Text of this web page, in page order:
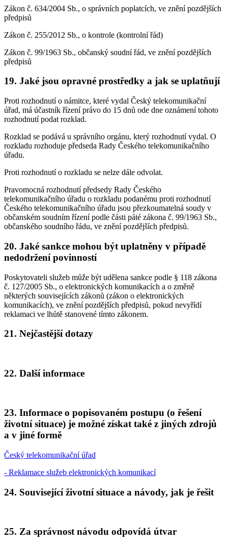
Zákon č. 634/2004 Sb., o správních poplatcích, ve znění pozdějších
předpisů
Zákon č. 255/2012 Sb., o kontrole (kontrolní řád)
Zákon č. 99/1963 Sb., občanský soudní řád, ve znění pozdějších
předpisů
19. Jaké jsou opravné prostředky a jak se uplatňují
Proti rozhodnutí o námitce, které vydal Český telekomunikační
úřad, má účastník řízení právo do 15 dnů ode dne oznámení tohoto
rozhodnutí podat rozklad.
Rozklad se podává u správního orgánu, který rozhodnutí vydal. O
rozkladu rozhoduje předseda Rady Českého telekomunikačního
úřadu.
Proti rozhodnutí o rozkladu se nelze dále odvolat.
Pravomocná rozhodnutí předsedy Rady Českého
telekomunikačního úřadu o rozkladu podanému proti rozhodnutí
Českého telekomunikačního úřadu jsou přezkoumatelná soudy v
občanském soudním řízení podle části páté zákona č. 99/1963 Sb.,
občanského soudního řádu, ve znění pozdějších předpisů.
20. Jaké sankce mohou být uplatněny v případě
nedodržení povinností
Poskytovateli služeb může být udělena sankce podle § 118 zákona
č. 127/2005 Sb., o elektronických komunikacích a o změně
některých souvisejících zákonů (zákon o elektronických
komunikacích), ve znění pozdějších předpisů, pokud nevyřídí
reklamaci ve lhůtě stanovené tímto zákonem.
21. Nejčastější dotazy
22. Další informace
23. Informace o popisovaném postupu (o řešení
životní situace) je možné získat také z jiných zdrojů
a v jiné formě
Český telekomunikační úřad
- Reklamace služeb elektronických komunikací
24. Související životní situace a návody, jak je řešit
25. Za správnost návodu odpovídá útvar